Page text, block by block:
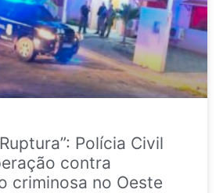
Polícia Civil
contra
criminosa no Oeste